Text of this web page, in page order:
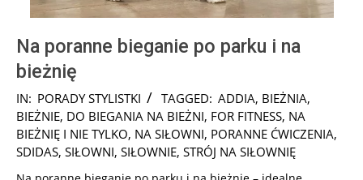
Na poranne bieganie po parku i na
bieżnię
2024-
10-
31
IN: PORADY STYLISTKI TAGGED: ADDIA, BIEŻNIA,
BIEŻNIE, DO BIEGANIA NA BIEŻNI, FOR FITNESS, NA
BIEŻNIĘ I NIE TYLKO, NA SIŁOWNI, PORANNE ĆWICZENIA,
SDIDAS, SIŁOWNI, SIŁOWNIE, STRÓJ NA SIŁOWNIĘ